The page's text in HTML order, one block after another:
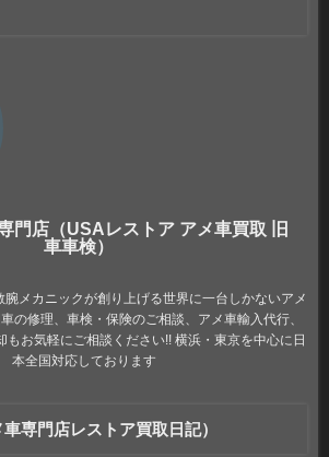
門店（USAレストア アメ車買取 旧
車車検）
メカニックが創り上げる世界に一台しかないアメ
の修理、車検・保険のご相談、アメ車輸入代行、
もお気軽にご相談ください!! 横浜・東京を中心に日
本全国対応しております
専門店レストア買取日記）